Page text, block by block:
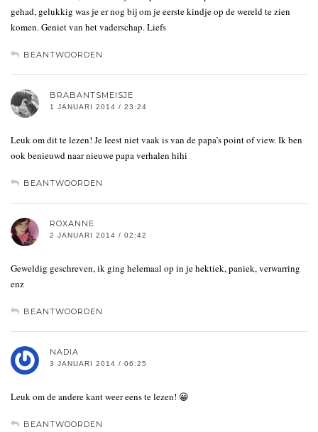
gehad, gelukkig was je er nog bij om je eerste kindje op de wereld te zien
komen. Geniet van het vaderschap. Liefs
BEANTWOORDEN
BRABANTSMEISJE
1 JANUARI 2014 / 23:24
Leuk om dit te lezen! Je leest niet vaak is van de papa’s point of view. Ik ben
ook benieuwd naar nieuwe papa verhalen hihi
BEANTWOORDEN
ROXANNE
2 JANUARI 2014 / 02:42
Geweldig geschreven, ik ging helemaal op in je hektiek, paniek, verwarring
enz
BEANTWOORDEN
NADIA
3 JANUARI 2014 / 06:25
Leuk om de andere kant weer eens te lezen! 😀
BEANTWOORDEN